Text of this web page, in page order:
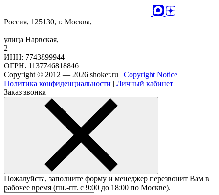
Россия, 125130, г. Москва,
улица Нарвская,
2
ИНН: 7743899944
ОГРН: 1137746818846
Copyright © 2012 — 2026 shoker.ru | Copyright Notice |
Политика конфиденциальности | Личный кабинет
Заказ звонка
Пожалуйста, заполните форму и менеджер перезвонит Вам в
рабочее время (пн.-пт. с 9:00 до 18:00 по Москве).